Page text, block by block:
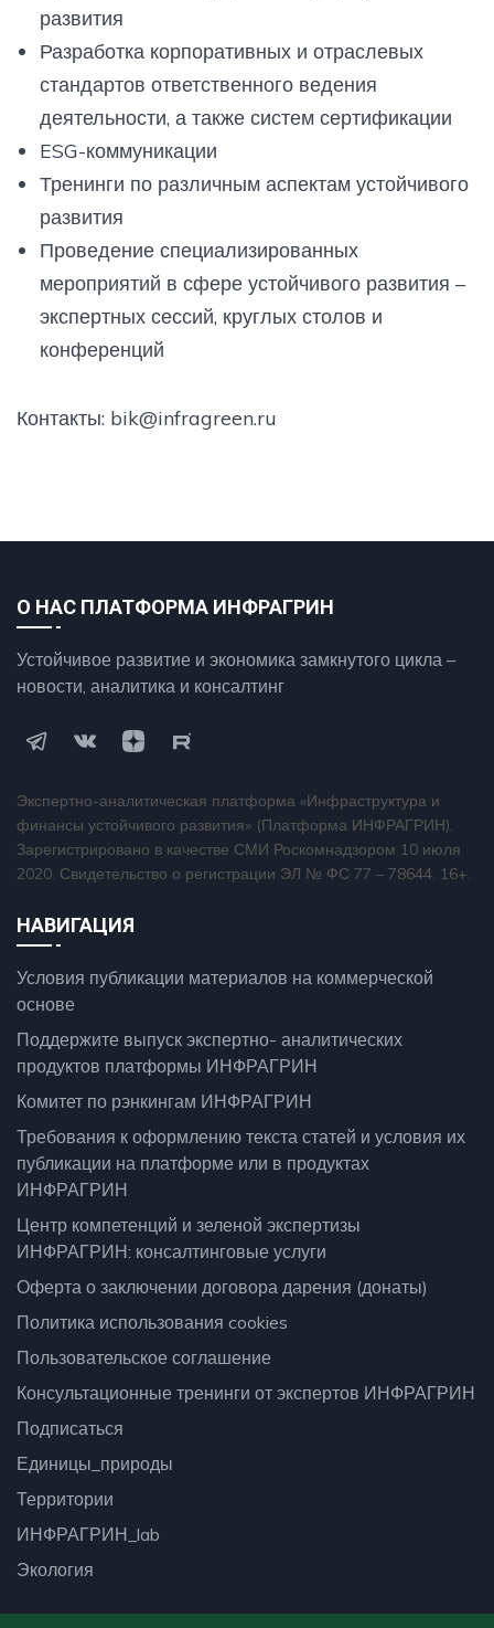
развития
Разработка корпоративных и отраслевых
стандартов ответственного ведения
деятельности, а также систем сертификации
ESG-коммуникации
Тренинги по различным аспектам устойчивого
развития
Проведение специализированных
мероприятий в сфере устойчивого развития –
экспертных сессий, круглых столов и
конференций
Контакты: bik@infragreen.ru
О НАС ПЛАТФОРМА ИНФРАГРИН
Устойчивое развитие и экономика замкнутого цикла –
новости, аналитика и консалтинг
Экспертно-аналитическая платформа «Инфраструктура и
финансы устойчивого развития» (Платформа ИНФРАГРИН).
Зарегистрировано в качестве СМИ Роскомнадзором 10 июля
2020. Свидетельство о регистрации ЭЛ № ФС 77 – 78644. 16+.
НАВИГАЦИЯ
Условия публикации материалов на коммерческой
основе
Поддержите выпуск экспертно- аналитических
продуктов платформы ИНФРАГРИН
Комитет по рэнкингам ИНФРАГРИН
Требования к оформлению текста статей и условия их
публикации на платформе или в продуктах
ИНФРАГРИН
Центр компетенций и зеленой экспертизы
ИНФРАГРИН: консалтинговые услуги
Оферта о заключении договора дарения (донаты)
Политика использования cookies
Пользовательское соглашение
Консультационные тренинги от экспертов ИНФРАГРИН
Подписаться
Единицы_природы
Территории
ИНФРАГРИН_lab
Экология